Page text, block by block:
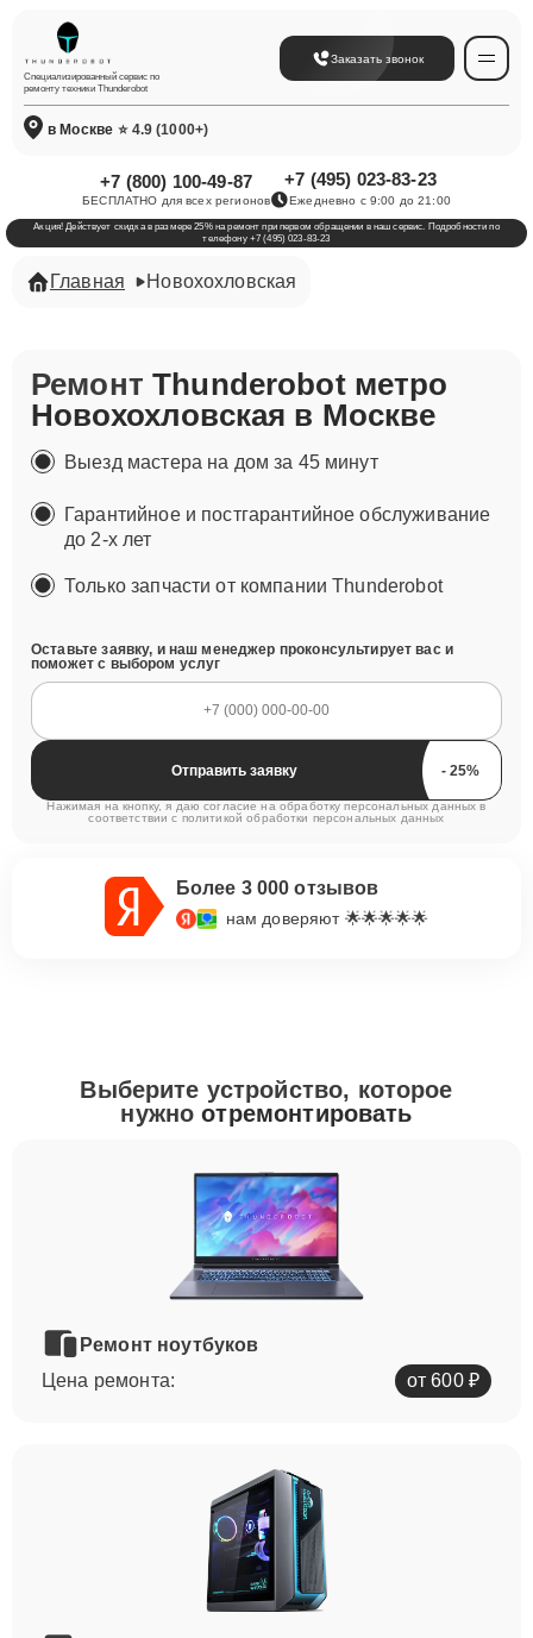
Специализированный сервис по
ремонту техники Thunderobot
Заказать звонок
в Москве ⭐ 4.9 (1000+)
+7 (800) 100-49-87
БЕСПЛАТНО для всех регионов
+7 (495) 023-83-23
Ежедневно с 9:00 до 21:00
Акция! Действует скидка в размере 25% на ремонт при первом обращении в наш сервис. Подробности по
телефону +7 (495) 023-83-23
Главная Новохохловская
РемонтThunderobot метро
Новохохловская в Москве
Выезд мастера на дом за 45 минут
Гарантийное и постгарантийное обслуживание
до 2-х лет
Только запчасти от компании Thunderobot
Оставьте заявку, и наш менеджер проконсультирует вас и
поможет с выбором услуг
Отправить заявку
Нажимая на кнопку, я даю согласие на обработку персональных данных в
соответствии с политикой обработки персональных данных
Более 3 000 отзывов
нам доверяют 🌟🌟🌟🌟🌟
Выберите устройство, которое
нужноотремонтировать
Ремонт ноутбуков
Цена ремонта:
от 600 ₽